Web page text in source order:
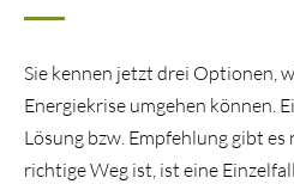
Sie kennen jetzt drei Optionen,
Energiekrise umgehen können.
Lösung bzw. Empfehlung gibt es
richtige Weg ist, ist eine